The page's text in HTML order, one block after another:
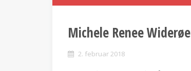
Michele Renee
2. februar 2018